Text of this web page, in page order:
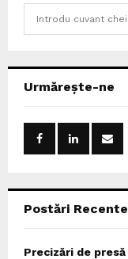
h
Urmărește-ne
Postări Recente
Precizări de presă